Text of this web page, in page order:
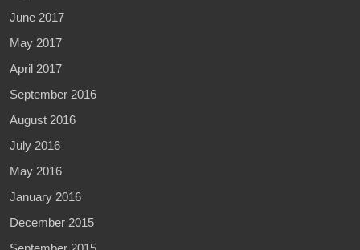
June 2017
May 2017
April 2017
September 2016
August 2016
July 2016
May 2016
January 2016
December 2015